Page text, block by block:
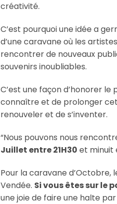
créativité.
C’est pourquoi une idée a
d’une caravane où les
rencontrer de nouveaux
souvenirs inoubliables.
C’est une façon d’honorer
connaître et de prolonger
renouveler et de s’inventer.
“Nous pouvons nous
Juillet entre 21H30 et minuit
Pour la caravane
Vendée. Si vous êtes sur le
une joie de faire une halte